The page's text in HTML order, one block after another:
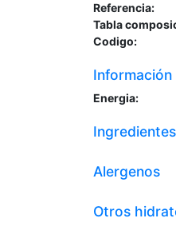
Referencia:
Tabla
Codigo:
Energia:
Ingredientes
Alergenos
Otros